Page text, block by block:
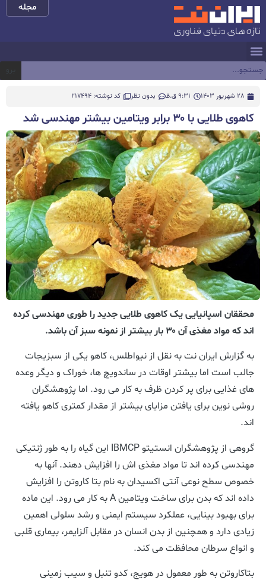
مجله
28 شهریور 1403 9:31 ق.ظ بدون نظر کد نوشته: 217494
کاهوی طلایی با ۳۰ برابر ویتامین بیشتر مهندسی شد
محققان اسپانیایی یک کاهوی طلایی جدید را طوری مهندسی کرده
اند که مواد مغذی آن ۳۰ بار بیشتر از نمونه سبز آن باشد.
به گزارش ایران نت به نقل از نیواطلس، کاهو یکی از سبزیجات
جالب است اما بیشتر اوقات در ساندویچ ها، خوراک و دیگر وعده
های غذایی برای پر کردن ظرف به کار می رود. اما پژوهشگران
روشی نوین برای یافتن مزایای بیشتر از مقدار کمتری کاهو یافته
اند.
گروهی از پژوهشگران انستیتو IBMCP این گیاه را به طور ژنتیکی
مهندسی کرده اند تا مواد مغذی اش را افزایش دهند. آنها به
خصوص سطح نوعی آنتی اکسیدان به نام بتا کاروتن را افزایش
داده اند که بدن برای ساخت ویتامین A به کار می رود. این ماده
برای بهبود بینایی، عملکرد سیستم ایمنی و رشد سلولی اهمین
زیادی دارد و همچنین از بدن انسان در مقابل آلزایمر، بیماری قلبی
و انواع سرطان محافظت می کند.
بتاکاروتن به طور معمول در هویج، کدو تنبل و سیب زمینی